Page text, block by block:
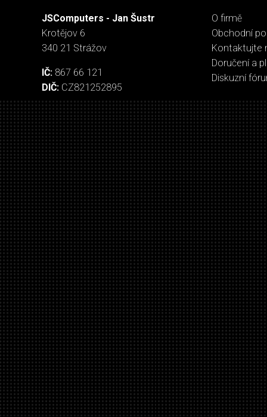
JSComputers - Jan Šustr
Krotějov 6
340 21 Strážov
IČ: 867 66 121
DIČ: CZ821252895
O firmě
Obchodní
Kontaktujte
Doručení a
Diskuzní